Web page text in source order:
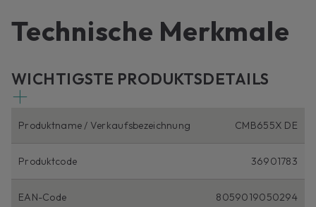
Technische Merkmale
WICHTIGSTE PRODUKTSDETAILS
Produktname / Verkaufsbezeichnung CMB655X DE
Produktcode 36901783
EAN-Code 8059019050294